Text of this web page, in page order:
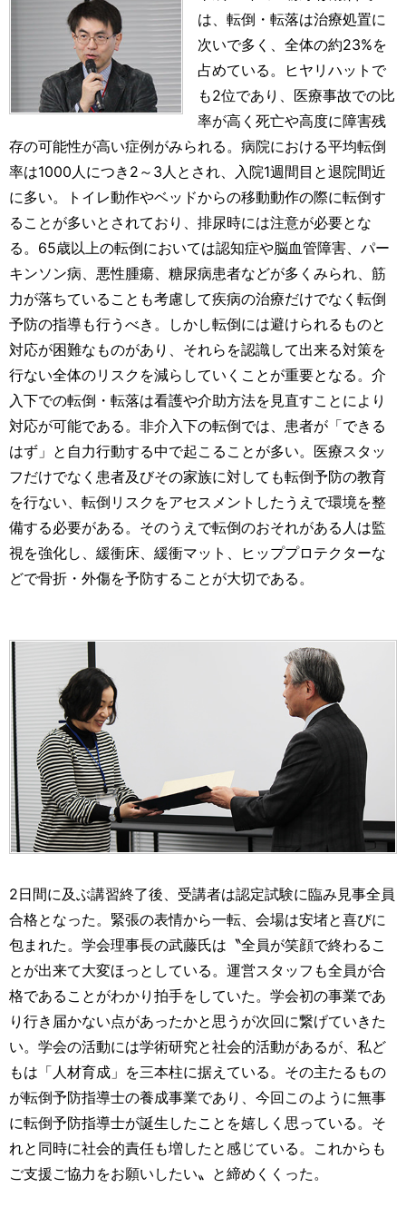
は、転倒・転落は治療処置に
次いで多く、全体の約23%を
占めている。ヒヤリハットで
も2位であり、医療事故での比
率が高く死亡や高度に障害残
存の可能性が高い症例がみられる。病院における平均転倒
率は1000人につき2～3人とされ、入院1週間目と退院間近
に多い。トイレ動作やベッドからの移動動作の際に転倒す
ることが多いとされており、排尿時には注意が必要とな
る。65歳以上の転倒においては認知症や脳血管障害、パー
キンソン病、悪性腫瘍、糖尿病患者などが多くみられ、筋
力が落ちていることも考慮して疾病の治療だけでなく転倒
予防の指導も行うべき。しかし転倒には避けられるものと
対応が困難なものがあり、それらを認識して出来る対策を
行ない全体のリスクを減らしていくことが重要となる。介
入下での転倒・転落は看護や介助方法を見直すことにより
対応が可能である。非介入下の転倒では、患者が「できる
はず」と自力行動する中で起こることが多い。医療スタッ
フだけでなく患者及びその家族に対しても転倒予防の教育
を行ない、転倒リスクをアセスメントしたうえで環境を整
備する必要がある。そのうえで転倒のおそれがある人は監
視を強化し、緩衝床、緩衝マット、ヒッププロテクターな
どで骨折・外傷を予防することが大切である。
2日間に及ぶ講習終了後、受講者は認定試験に臨み見事全員
合格となった。緊張の表情から一転、会場は安堵と喜びに
包まれた。学会理事長の武藤氏は〝全員が笑顔で終わるこ
とが出来て大変ほっとしている。運営スタッフも全員が合
格であることがわかり拍手をしていた。学会初の事業であ
り行き届かない点があったかと思うが次回に繋げていきた
い。学会の活動には学術研究と社会的活動があるが、私ど
もは「人材育成」を三本柱に据えている。その主たるもの
が転倒予防指導士の養成事業であり、今回このように無事
に転倒予防指導士が誕生したことを嬉しく思っている。そ
れと同時に社会的責任も増したと感じている。これからも
ご支援ご協力をお願いしたい〟と締めくくった。